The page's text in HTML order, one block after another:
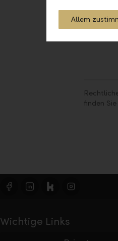
finden
Wichtige Links
Allem